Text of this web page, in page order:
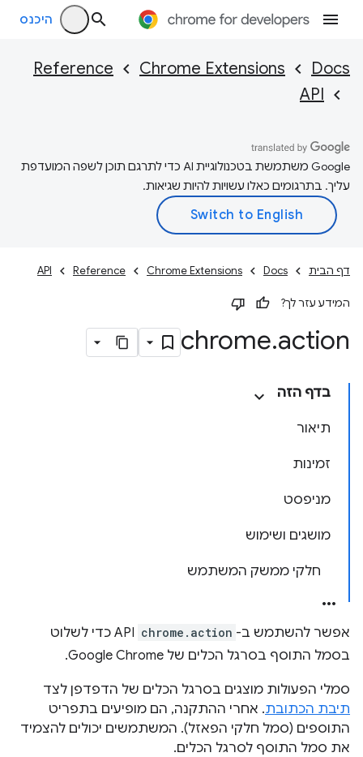
היכנס
Docs
Chrome Extensions
Reference
API
‫Google משתמשת בטכנולוגיית AI כדי לתרגם תוכן לשפה המועדפת
עליך. בתרגומים כאלו עשויות להיות שגיאות.
דף הבית Docs
Chrome Extensions
Reference
API
המידע עזר לך?
chrome.action
בדף הזה
תיאור
זמינות
מניפסט
מושגים ושימוש
חלקי ממשק המשתמש
אפשר להשתמש ב- chrome.action
API כדי לשלוט
בסמל התוסף בסרגל הכלים של Google Chrome.
סמלי הפעולות מוצגים בסרגל הכלים של הדפדפן לצד
תיבת הכתובת. אחרי ההתקנה, הם מופיעים בתפריט
התוספים (סמל חלקי הפאזל). המשתמשים יכולים להצמיד
את סמל התוסף לסרגל הכלים.